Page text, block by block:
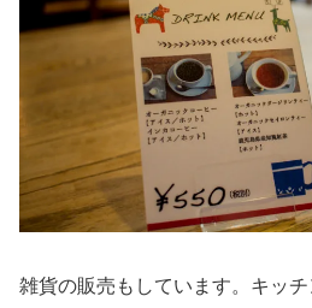
雑貨の販売もしています。キッ